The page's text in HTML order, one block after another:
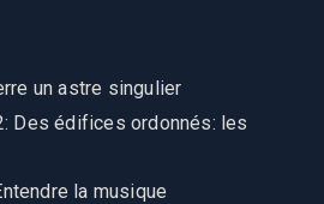
un astre singulier
Des édifices ordonnés: les
la musique